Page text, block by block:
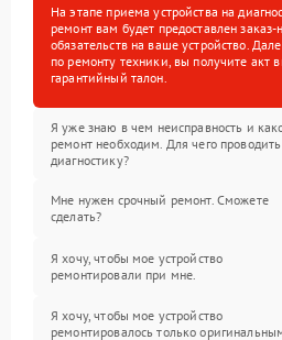
На этапе приема устройства на
ремонт вам будет предоставлен
обязательств на ваше устройство.
по ремонту техники, вы получите акт
гарантийный талон.
Я уже знаю в чем неисправность и
ремонт необходим. Для чего проводить
диагностику?
Мне нужен срочный ремонт. Сможете
сделать?
Я хочу, чтобы мое устройство
ремонтировали при мне.
Я хочу, чтобы мое устройство
ремонтировалось только